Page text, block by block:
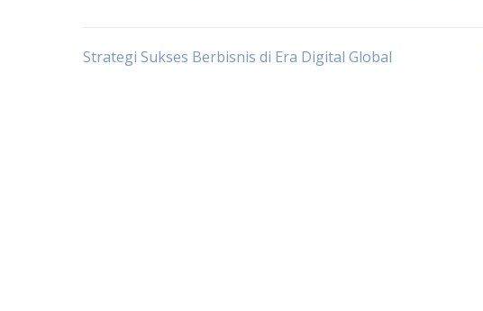
Post
Strategi Sukses Berbisnis di Era Digital Global